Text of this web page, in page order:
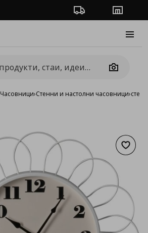
Проследяване на
Camera
Часовници›Стенни и настолни часовници›